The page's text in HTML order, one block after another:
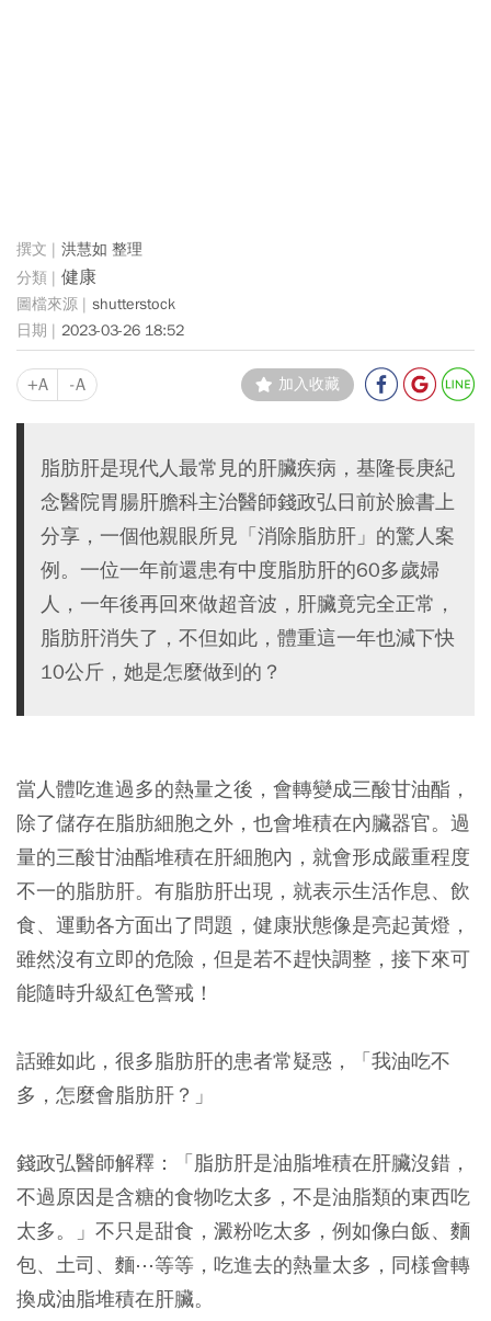
洪慧如 整理
健康
shutterstock
2023-03-26 18:52
+A -A 加入收藏
脂肪肝是現代人最常見的肝臟疾病，基隆長庚紀
念醫院胃腸肝膽科主治醫師錢政弘日前於臉書上
分享，一個他親眼所見「消除脂肪肝」的驚人案
例。一位一年前還患有中度脂肪肝的60多歲婦
人，一年後再回來做超音波，肝臟竟完全正常，
脂肪肝消失了，不但如此，體重這一年也減下快
10公斤，她是怎麼做到的？
當人體吃進過多的熱量之後，會轉變成三酸甘油酯，
除了儲存在脂肪細胞之外，也會堆積在內臟器官。過
量的三酸甘油酯堆積在肝細胞內，就會形成嚴重程度
不一的脂肪肝。有脂肪肝出現，就表示生活作息、飲
食、運動各方面出了問題，健康狀態像是亮起黃燈，
雖然沒有立即的危險，但是若不趕快調整，接下來可
能隨時升級紅色警戒！
話雖如此，很多脂肪肝的患者常疑惑，「我油吃不
多，怎麼會脂肪肝？」
錢政弘醫師解釋：「脂肪肝是油脂堆積在肝臟沒錯，
不過原因是含糖的食物吃太多，不是油脂類的東西吃
太多。」不只是甜食，澱粉吃太多，例如像白飯、麵
包、土司、麵⋯等等，吃進去的熱量太多，同樣會轉
換成油脂堆積在肝臟。